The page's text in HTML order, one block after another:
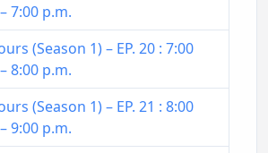
7:00 p.m.
(Season 1) – EP. 20 : 7:00
8:00 p.m.
(Season 1) – EP. 21 : 8:00
9:00 p.m.